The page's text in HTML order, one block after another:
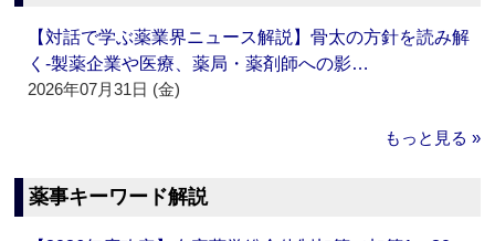
【対話で学ぶ薬業界ニュース解説】骨太の方針を読み解
く‐製薬企業や医療、薬局・薬剤師への影…
2026年07月31日 (金)
もっと見る »
薬事キーワード解説